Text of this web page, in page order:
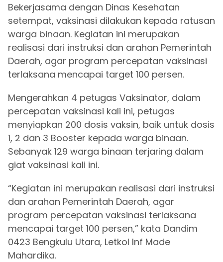
Bekerjasama dengan Dinas Kesehatan
setempat, vaksinasi dilakukan kepada ratusan
warga binaan. Kegiatan ini merupakan
realisasi dari instruksi dan arahan Pemerintah
Daerah, agar program percepatan vaksinasi
terlaksana mencapai target 100 persen.
Mengerahkan 4 petugas Vaksinator, dalam
percepatan vaksinasi kali ini, petugas
menyiapkan 200 dosis vaksin, baik untuk dosis
1, 2 dan 3 Booster kepada warga binaan.
Sebanyak 129 warga binaan terjaring dalam
giat vaksinasi kali ini.
“Kegiatan ini merupakan realisasi dari instruksi
dan arahan Pemerintah Daerah, agar
program percepatan vaksinasi terlaksana
mencapai target 100 persen,” kata Dandim
0423 Bengkulu Utara, Letkol Inf Made
Mahardika.